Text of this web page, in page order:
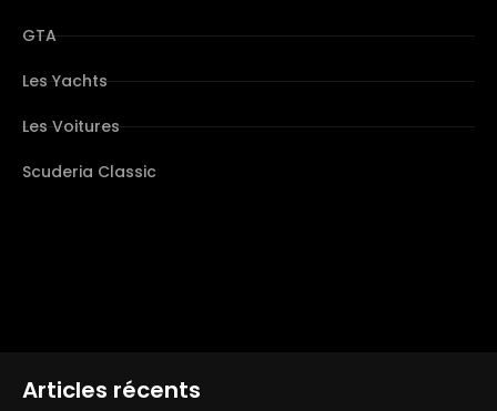
GTA
Les Yachts
Les Voitures
Scuderia Classic
Articles récents